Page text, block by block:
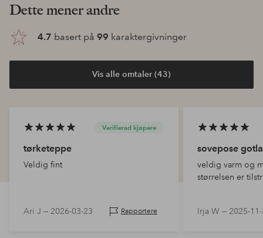
Dette mener andre
4.7 basert på 99 karaktergivninger
Vis alle omtaler (43)
Verifierad kjøpere
tørketeppe
Veldig fint
Ari J — 2026-03-23 Rapportere
sovepose
veldig varm og
størrelsen er
Irja W — 2025-